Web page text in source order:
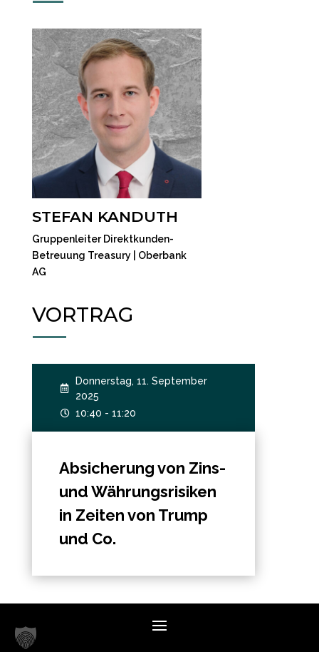
STEFAN KANDUTH
Gruppenleiter Direktkunden-
Betreuung Treasury | Oberbank
AG
VORTRAG

Donnerstag, 11. September
2025
 10:40 - 11:20
Absicherung von Zins-
und Währungsrisiken
in Zeiten von Trump
und Co.